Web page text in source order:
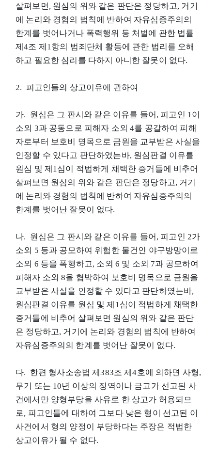
살펴보면, 원심의 위와 같은 판단은 정당하고, 거기
에 논리와 경험의 법칙에 반하여 자유심증주의의
한계를 벗어나거나 폭력행위 등 처벌에 관한 법률
제4조 제1항의 범죄단체 활동에 관한 법리를 오해
하고 필요한 심리를 다하지 아니한 잘못이 없다.
2. 피고인들의 상고이유에 관하여
가. 원심은 그 판시와 같은 이유를 들어, 피고인 1이
소외 3과 공동으로 피해자 소외 4를 공갈하여 피해
자로부터 보호비 명목으로 금원을 교부받은 사실을
인정할 수 있다고 판단하였는바, 원심판결 이유를
원심 및 제1심이 적법하게 채택한 증거들에 비추어
살펴보면 원심의 위와 같은 판단은 정당하고, 거기
에 논리와 경험의 법칙에 반하여 자유심증주의의
한계를 벗어난 잘못이 없다.
나. 원심은 그 판시와 같은 이유를 들어, 피고인 2가
소외 5 등과 공모하여 위험한 물건인 야구방망이로
소외 6 등을 폭행하고, 소외 6 및 소외 7과 공모하여
피해자 소외 8을 협박하여 보호비 명목으로 금원을
교부받은 사실을 인정할 수 있다고 판단하였는바,
원심판결 이유를 원심 및 제1심이 적법하게 채택한
증거들에 비추어 살펴보면 원심의 위와 같은 판단
은 정당하고, 거기에 논리와 경험의 법칙에 반하여
자유심증주의의 한계를 벗어난 잘못이 없다.
다. 한편 형사소송법 제383조 제4호에 의하면 사형,
무기 또는 10년 이상의 징역이나 금고가 선고된 사
건에서만 양형부당을 사유로 한 상고가 허용되므
로, 피고인들에 대하여 그보다 낮은 형이 선고된 이
사건에서 형의 양정이 부당하다는 주장은 적법한
상고이유가 될 수 없다.